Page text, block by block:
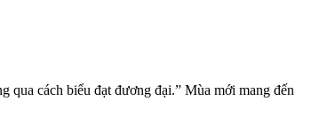
qua cách biểu đạt đương đại.” Mùa mới mang đến